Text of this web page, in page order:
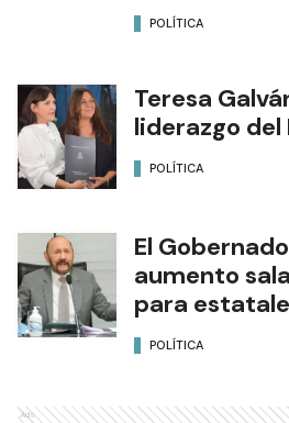
POLÍTICA
Teresa
liderazgo del
POLÍTICA
El
aumento
para
POLÍTICA
Ads